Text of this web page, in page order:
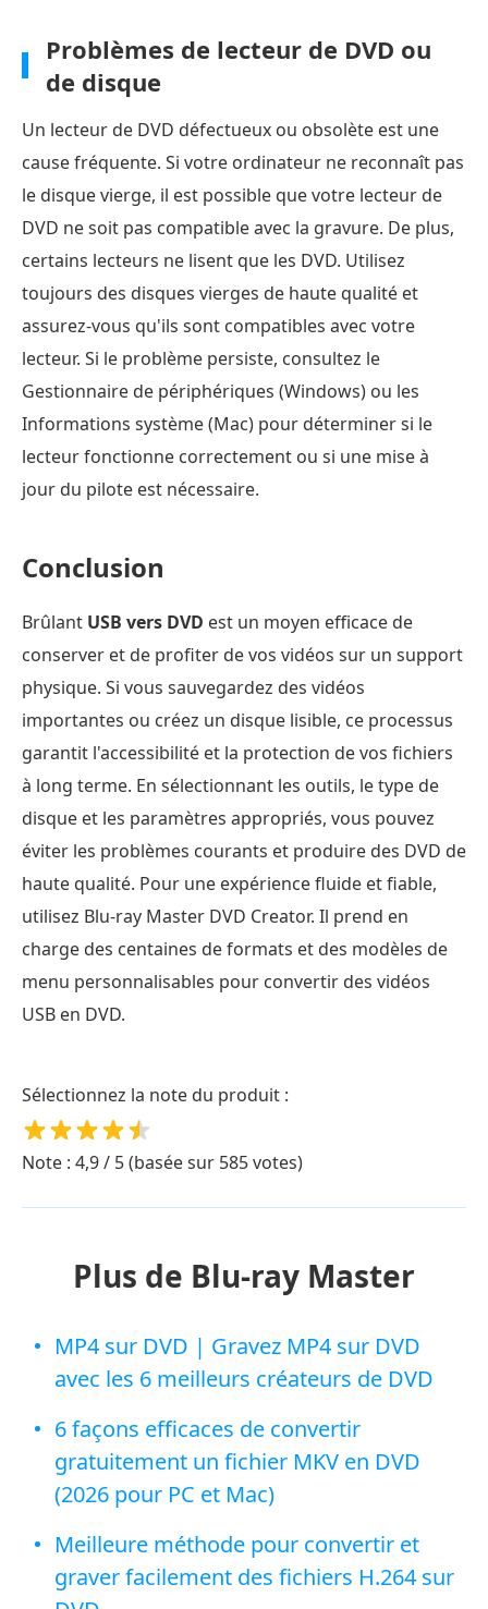
Problèmes de lecteur de DVD ou
de disque
Un lecteur de DVD défectueux ou obsolète est une
cause fréquente. Si votre ordinateur ne reconnaît pas
le disque vierge, il est possible que votre lecteur de
DVD ne soit pas compatible avec la gravure. De plus,
certains lecteurs ne lisent que les DVD. Utilisez
toujours des disques vierges de haute qualité et
assurez-vous qu'ils sont compatibles avec votre
lecteur. Si le problème persiste, consultez le
Gestionnaire de périphériques (Windows) ou les
Informations système (Mac) pour déterminer si le
lecteur fonctionne correctement ou si une mise à
jour du pilote est nécessaire.
Conclusion
Brûlant USB vers DVD est un moyen efficace de
conserver et de profiter de vos vidéos sur un support
physique. Si vous sauvegardez des vidéos
importantes ou créez un disque lisible, ce processus
garantit l'accessibilité et la protection de vos fichiers
à long terme. En sélectionnant les outils, le type de
disque et les paramètres appropriés, vous pouvez
éviter les problèmes courants et produire des DVD de
haute qualité. Pour une expérience fluide et fiable,
utilisez Blu-ray Master DVD Creator. Il prend en
charge des centaines de formats et des modèles de
menu personnalisables pour convertir des vidéos
USB en DVD.
Sélectionnez la note du produit :
Note : 4,9 / 5 (basée sur 585 votes)
Plus de Blu-ray Master
MP4 sur DVD | Gravez MP4 sur DVD
avec les 6 meilleurs créateurs de DVD
6 façons efficaces de convertir
gratuitement un fichier MKV en DVD
(2026 pour PC et Mac)
Meilleure méthode pour convertir et
graver facilement des fichiers H.264 sur